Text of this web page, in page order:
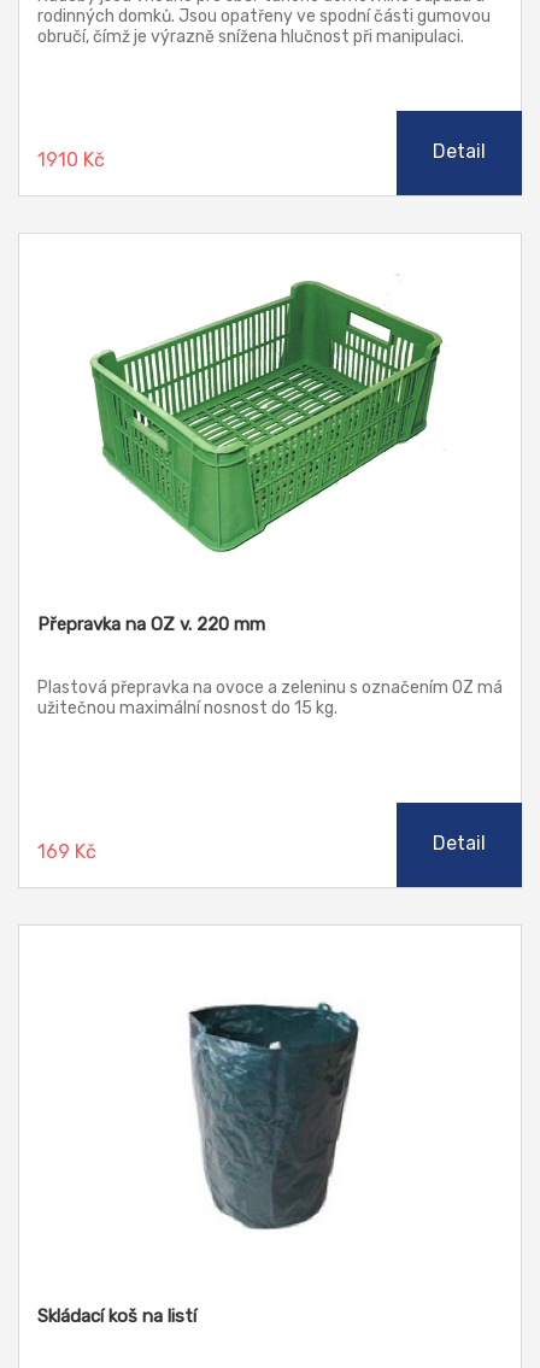
rodinných domků. Jsou opatřeny ve spodní části gumovou
obručí, čímž je výrazně snížena hlučnost při manipulaci.
1910 Kč Detail
Přepravka na OZ v. 220 mm
Plastová přepravka na ovoce a zeleninu s označením OZ má
užitečnou maximální nosnost do 15 kg.
169 Kč Detail
Skládací koš na listí